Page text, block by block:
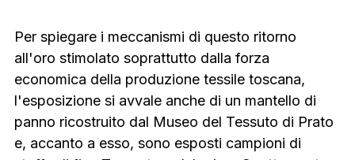
Per spiegare i meccanismi di questo ritorno
all'oro stimolato soprattutto dalla forza
economica della produzione tessile toscana,
l'esposizione si avvale anche di un mantello di
panno ricostruito dal Museo del Tessuto di Prato
e, accanto a esso, sono esposti campioni di